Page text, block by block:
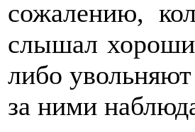
сожалению,
слышал
либо
за ними